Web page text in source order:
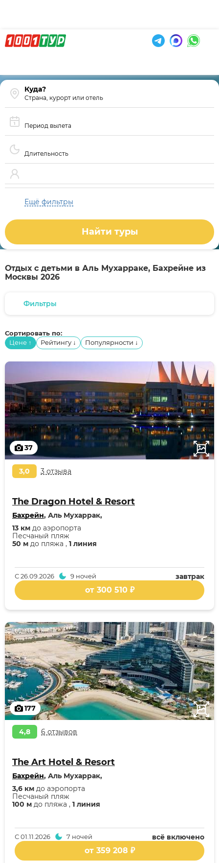
Страна, курорт или отель
Период вылета
Длительность
Ещё фильтры
Найти туры
Отдых с детьми в Аль Мухарраке, Бахрейне из
Москвы 2026
Фильтры
Сортировать по:
Цене ↑ Рейтингу ↓ Популярности ↓
37
3,0 3 отзыва
The Dragon Hotel & Resort
Бахрейн, Аль Мухаррак,
50 м до пляжа , 1 линия
Песчаный пляж
13 км до аэропорта
завтрак
С26.09.2026 9 ночей
от 300 510 ₽
177
4,8 6 отзывов
The Art Hotel & Resort
Бахрейн, Аль Мухаррак,
100 м до пляжа , 1 линия
Песчаный пляж
3,6 км до аэропорта
всё включено
С01.11.2026 7 ночей
от 359 208 ₽